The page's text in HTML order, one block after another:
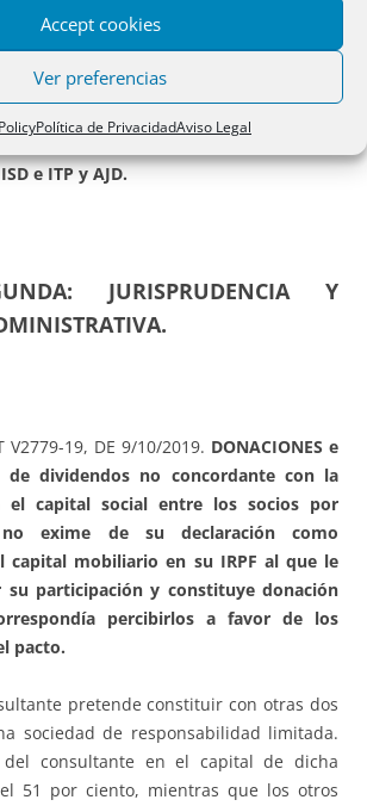
Accept cookies
Ver preferencias
Política de PrivacidadAviso Legal
Foral 33/2020, de 9/1/2020 (BOB
foral de Hacienda y Finanzas, por
e ITP y AJD.
JURISPRUDENCIA Y
V2779-19, DE 9/10/2019. DONACIONES e
de dividendos no concordante con la
el capital social entre los socios por
exime de su declaración como
capital mobiliario en su IRPF al que le
su participación y constituye donación
percibirlos a favor de los
pacto.
pretende constituir con otras dos
sociedad de responsabilidad limitada.
del consultante en el capital de dicha
51 por ciento, mientras que los otros